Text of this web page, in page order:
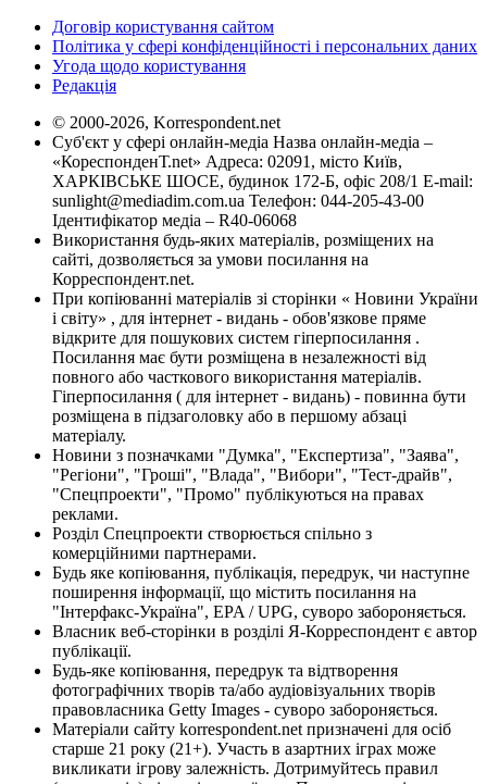
Договір користування сайтом
Політика у сфері конфіденційності і персональних даних
Угода щодо користування
Редакція
© 2000-2026, Korrespondent.net
Суб'єкт у сфері онлайн-медіа Назва онлайн-медіа –
«КореспонденТ.net» Адреса: 02091, місто Київ,
ХАРКІВСЬКЕ ШОСЕ, будинок 172-Б, офіс 208/1 E-mail:
sunlight@mediadim.com.ua Телефон: 044-205-43-00
Ідентифікатор медіа – R40-06068
Використання будь-яких матеріалів, розміщених на
сайті, дозволяється за умови посилання на
Корреспондент.net.
При копіюванні матеріалів зі сторінки « Новини України
і світу» , для інтернет - видань - обов'язкове пряме
відкрите для пошукових систем гіперпосилання .
Посилання має бути розміщена в незалежності від
повного або часткового використання матеріалів.
Гіперпосилання ( для інтернет - видань) - повинна бути
розміщена в підзаголовку або в першому абзаці
матеріалу.
Новини з позначками "Думка", "Експертиза", "Заява",
"Регіони", "Гроші", "Влада", "Вибори", "Тест-драйв",
"Спецпроекти", "Промо" публікуються на правах
реклами.
Розділ Спецпроекти створюється спільно з
комерційними партнерами.
Будь яке копіювання, публікація, передрук, чи наступне
поширення інформації, що містить посилання на
"Інтерфакс-Україна", EPA / UPG, суворо забороняється.
Власник веб-сторінки в розділі Я-Корреспондент є автор
публікації.
Будь-яке копіювання, передрук та відтворення
фотографічних творів та/або аудіовізуальних творів
правовласника Getty Images - суворо забороняється.
Матеріали сайту korrespondent.net призначені для осіб
старше 21 року (21+). Участь в азартних іграх може
викликати ігрову залежність. Дотримуйтесь правил